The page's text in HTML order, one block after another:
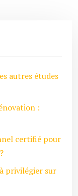
autres études
:
certifié pour
privilégier sur